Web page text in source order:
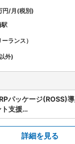
円/月(税別)
駅
ランス）
外)
パッケージ(ROSS)
支援
コンサルタントポ
ヒアリング、業務フ
詳細を見る